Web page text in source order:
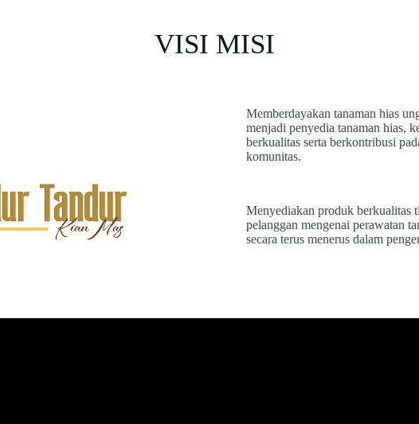
VISI MISI
Memberdayakan tanaman hias
menjadi penyedia tanaman hias,
berkualitas serta berkontribusi
komunitas.
Menyediakan produk berkualitas
pelanggan mengenai perawatan
secara terus menerus dalam